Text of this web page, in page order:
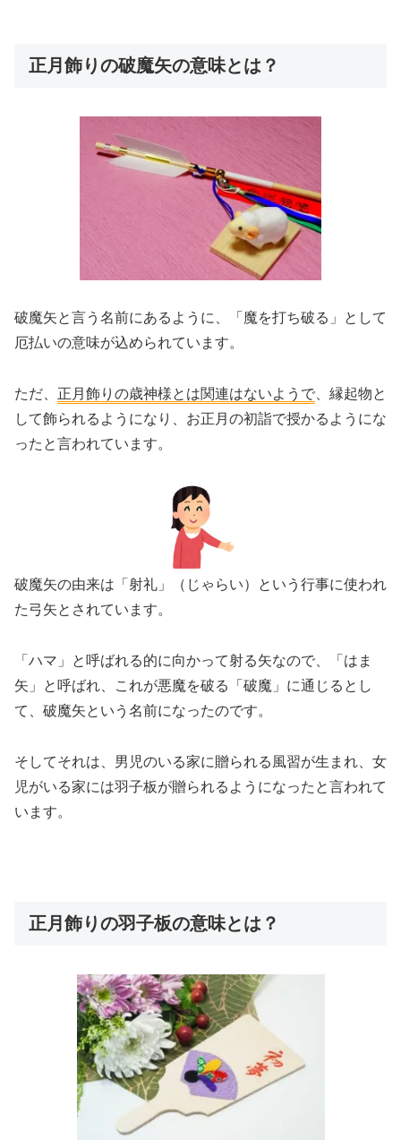
正月飾りの破魔矢の意味とは？
破魔矢と言う名前にあるように、「魔を打ち破る」として
厄払いの意味が込められています。
ただ、 正月飾りの歳神様とは関連はないようで 、縁起物と
して飾られるようになり、お正月の初詣で授かるようにな
ったと言われています。
破魔矢の由来は「射礼」（じゃらい）という行事に使われ
た弓矢とされています。
「ハマ」と呼ばれる的に向かって射る矢なので、「はま
矢」と呼ばれ、これが悪魔を破る「破魔」に通じるとし
て、破魔矢という名前になったのです。
そしてそれは、男児のいる家に贈られる風習が生まれ、女
児がいる家には羽子板が贈られるようになったと言われて
います。
正月飾りの羽子板の意味とは？